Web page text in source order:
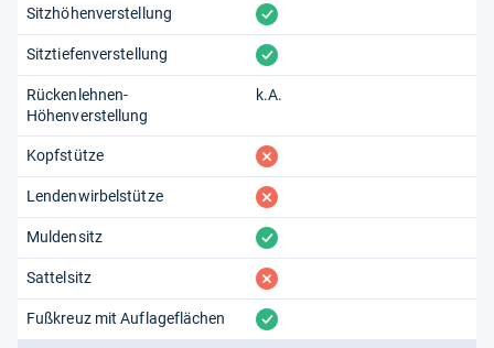
Sitzhöhenverstellung vorhanden
Sitztiefenverstellung vorhanden
Rückenlehnen-
Höhenverstellung
k.A.
Kopfstütze fehlt
Lendenwirbelstütze fehlt
Muldensitz vorhanden
Sattelsitz fehlt
Fußkreuz mit Auflageflächen vorhanden